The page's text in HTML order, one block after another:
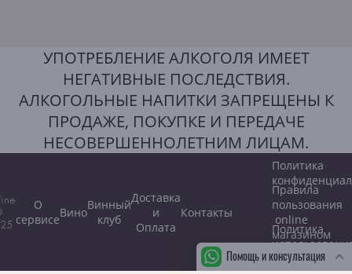
Помощь и консультация
УПОТРЕБЛЕНИЕ АЛКОГОЛЯ ИМЕЕТ
НЕГАТИВНЫЕ ПОСЛЕДСТВИЯ.
АЛКОГОЛЬНЫЕ НАПИТКИ ЗАПРЕЩЕНЫ К
ПРОДАЖЕ, ПОКУПКЕ И ПЕРЕДАЧЕ
НЕСОВЕРШЕННОЛЕТНИМ ЛИЦАМ.
О
сервисеВиноВинный
клуб
Доставка
и
Оплата
Контакты
Политика
Правила
пользования
online
магазином
Политика
файлов